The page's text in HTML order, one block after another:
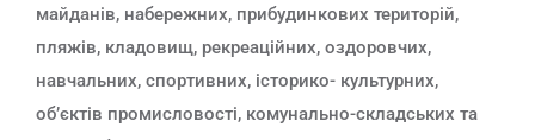
майданів, набережних, прибудинкових територій,
пляжів, кладовищ, рекреаційних, оздоровчих,
навчальних, спортивних, історико- культурних,
об’єктів промисловості, комунально-складських та